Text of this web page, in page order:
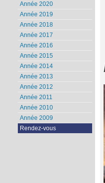
Année 2020
Année 2019
Année 2018
Année 2017
Année 2016
Année 2015
Année 2014
Année 2013
Année 2012
Année 2011
Année 2010
Année 2009
Rendez-vous